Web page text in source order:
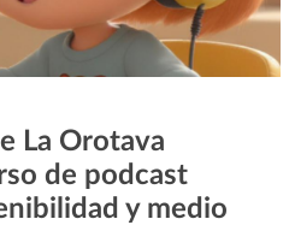
La Orotava
de podcast
y medio